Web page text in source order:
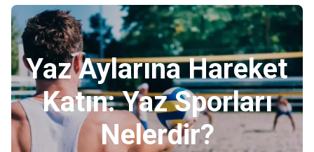
Yaz Aylarına Hareket
Katın: Yaz Sporları
Nelerdir?